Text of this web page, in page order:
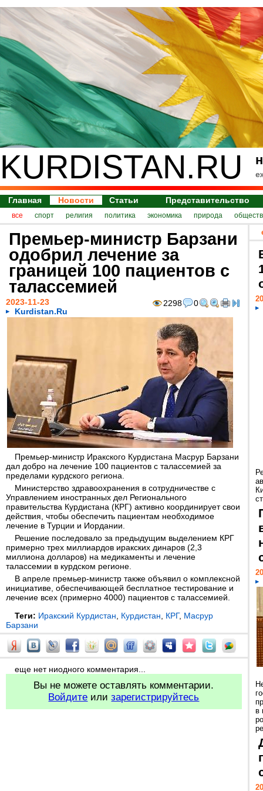
KURDISTAN.RU
Главная Новости Статьи Представительство
все спорт религия политика экономика природа
Премьер-министр Барзани
одобрил лечение за
границей 100 пациентов с
талассемией
2298 0
2023-11-23
Kurdistan.Ru
Премьер-министр Иракского Курдистана Масрур Барзани
дал добро на лечение 100 пациентов с талассемией за
пределами курдского региона.
Министерство здравоохранения в сотрудничестве с
Управлением иностранных дел Регионального
правительства Курдистана (КРГ) активно координирует свои
действия, чтобы обеспечить пациентам необходимое
лечение в Турции и Иордании.
Решение последовало за предыдущим выделением КРГ
примерно трех миллиардов иракских динаров (2,3
миллиона долларов) на медикаменты и лечение
талассемии в курдском регионе.
В апреле премьер-министр также объявил о комплексной
инициативе, обеспечивающей бесплатное тестирование и
лечение всех (примерно 4000) пациентов с талассемией.
Теги: Иракский Курдистан Курдистан КРГ, Масрур
Барзани
еще нет ниодного комментария...
Вы не можете оставлять комментарии.
Войдите илизарегистрируйтесь
в